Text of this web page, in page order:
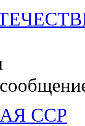
ССР